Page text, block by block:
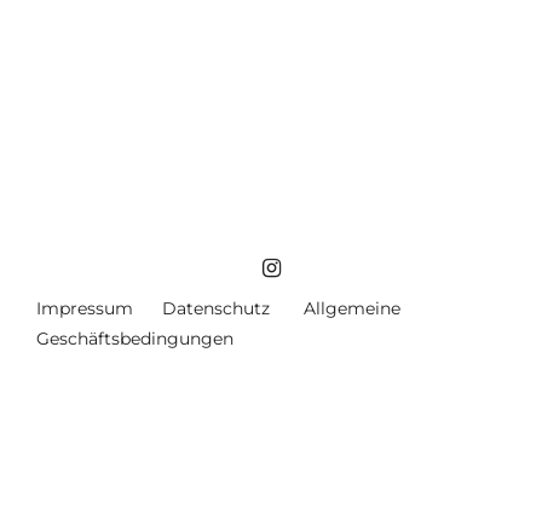
Impressum Datenschutz
Allgemeine
Geschäftsbedingungen